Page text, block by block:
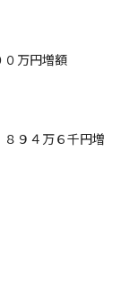
０万円増額
９４万６千円増